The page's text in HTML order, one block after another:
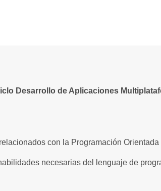
Desarrollo de Aplicaciones
con la Programación Orientada
necesarias del lenguaje de